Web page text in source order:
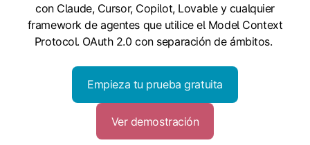
con Claude, Cursor, Copilot, Lovable y cualquier
framework de agentes que utilice el Model Context
Protocol. OAuth 2.0 con separación de ámbitos.
Empieza tu prueba gratuita
Ver demostración